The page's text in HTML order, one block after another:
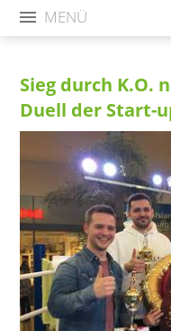
MENÜ
Sieg durch K.O.
Duell der Start-